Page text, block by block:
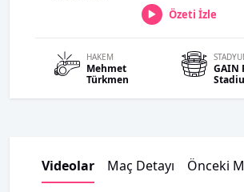
Özeti İzle
HAKEM
Mehmet
Türkmen
GAIN
Videolar Maç Detayı Önceki